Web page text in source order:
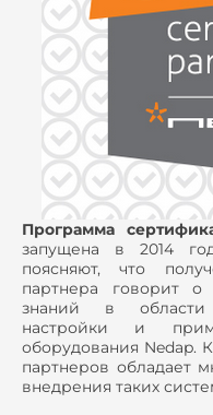
Программа
запущена в 2014
поясняют, что
партнера говорит
знаний в области
настройки и
оборудования Nedap.
партнеров обладает
внедрения таких